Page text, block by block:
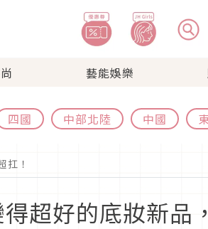
藝能娛樂
四國 中部北陸 中國
扛！
超好的底妝新品